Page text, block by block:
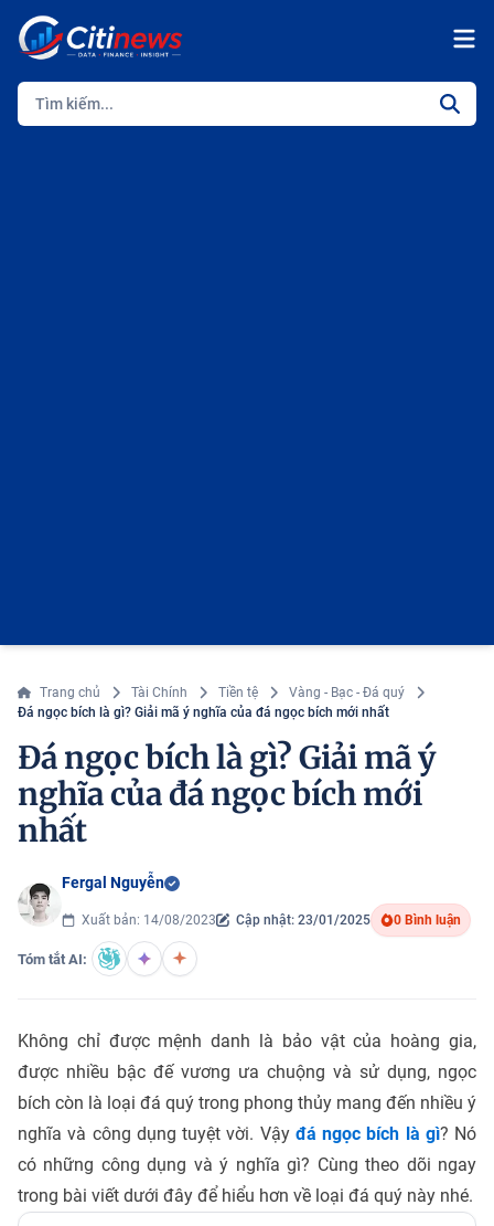
Trang chủ Tài Chính Tiền tệ
Vàng - Bạc - Đá quý
Đá ngọc bích là gì? Giải mã ý nghĩa của đá ngọc bích mới nhất
Đá ngọc bích là gì? Giải mã ý
nghĩa của đá ngọc bích mới
nhất
Fergal Nguyễn
Xuất bản: 14/08/2023 Cập nhật: 23/01/2025 0 Bình luận
Tóm tắt AI:
Không chỉ được mệnh danh là bảo vật của hoàng gia,
được nhiều bậc đế vương ưa chuộng và sử dụng, ngọc
bích còn là loại đá quý trong phong thủy mang đến nhiều ý
nghĩa và công dụng tuyệt vời. Vậy đá ngọc bích là gì? Nó
có những công dụng và ý nghĩa gì? Cùng theo dõi ngay
trong bài viết dưới đây để hiểu hơn về loại đá quý này nhé.